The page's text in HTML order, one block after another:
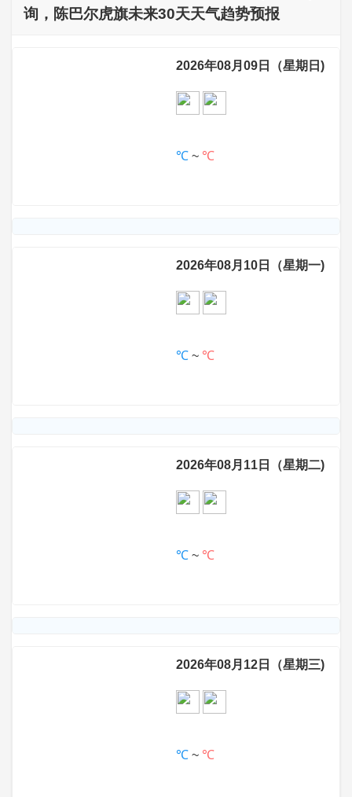
询，陈巴尔虎旗未来30天天气趋势预报
2026年08月09日（星期日)
℃ ~ ℃
2026年08月10日（星期一)
℃ ~ ℃
2026年08月11日（星期二)
℃ ~ ℃
2026年08月12日（星期三)
℃ ~ ℃